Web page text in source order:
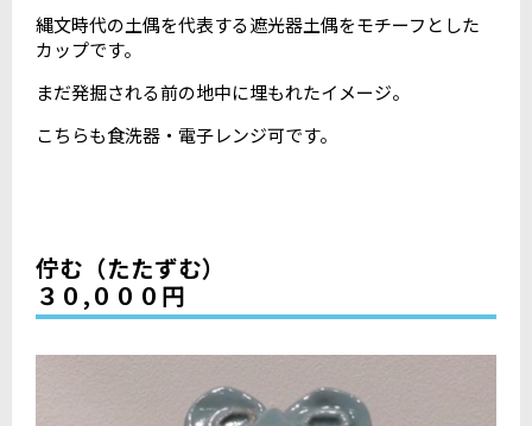
縄文時代の土偶を代表する遮光器土偶をモチーフとした
カップです。
まだ発掘される前の地中に埋もれたイメージ。
こちらも食洗器・電子レンジ可です。
佇む（たたずむ）
３０,０００円